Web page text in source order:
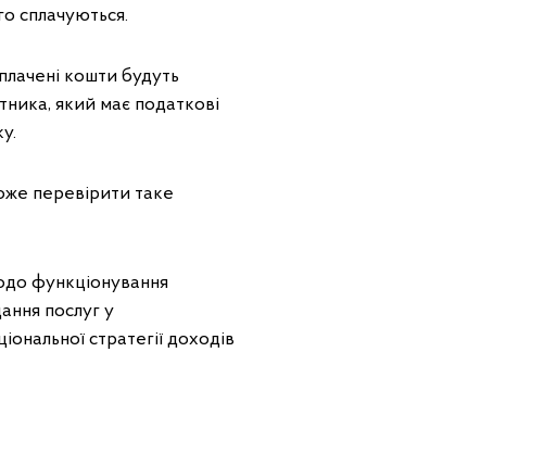
сплачуються.
кошти будуть
який має податкові
перевірити таке
функціонування
послуг у
стратегії доходів